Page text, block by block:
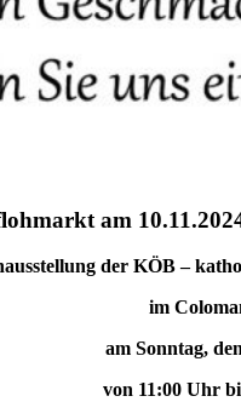
am
der KÖB –
im
am Sonntag,
von 11:00 Uhr